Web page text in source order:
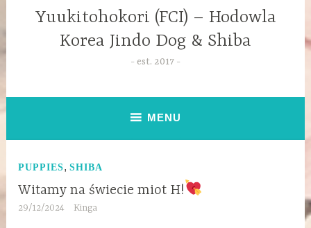
Yuukitohokori (FCI) – Hodowla
Korea Jindo Dog & Shiba
est. 2017
MENU
PUPPIES,SHIBA
Witamy na świecie miot H!
29/12/2024 Kinga